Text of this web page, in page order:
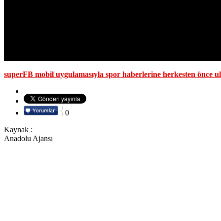
superFB mobil uygulamasıyla spor haberlerine herkesten önce
0
Kaynak :
Anadolu Ajansı